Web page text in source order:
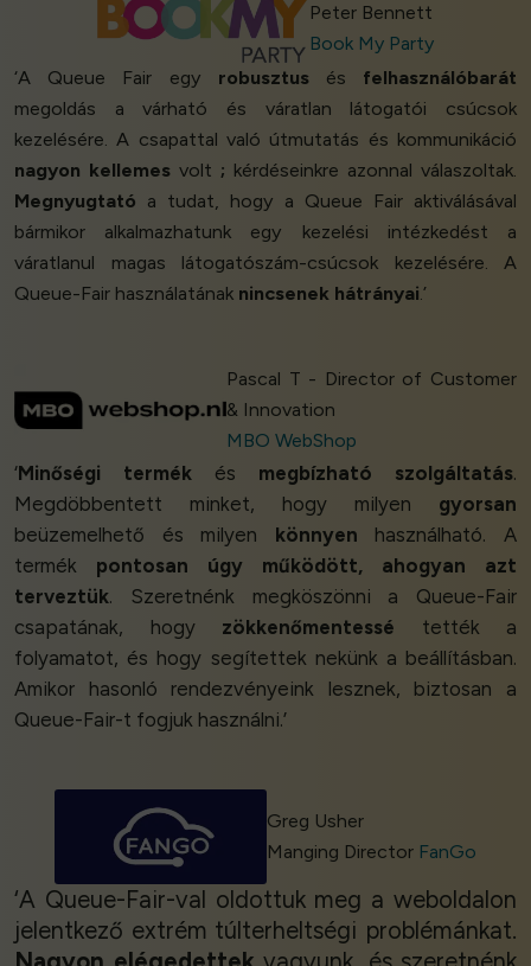
Peter Bennett
Book My Party
‘A Queue Fair egy robusztusés felhasználóbarát
megoldás a várható és váratlan látogatói csúcsok
kezelésére. A csapattal való útmutatás és kommunikáció
nagyon kellemes volt ; kérdéseinkre azonnal válaszoltak.
Megnyugtató a tudat, hogy a Queue Fair aktiválásával
bármikor alkalmazhatunk egy kezelési intézkedést a
váratlanul magas látogatószám-csúcsok kezelésére. A
Queue-Fair használatának nincsenek hátrányai.’
Pascal T - Director of Customer
& Innovation
MBO WebShop
‘Minőségi termék és megbízható szolgáltatás.
Megdöbbentett minket, hogy milyen gyorsan
beüzemelhető és milyen könnyen használható. A
termék pontosan úgy működött, ahogyan azt
terveztük. Szeretnénk megköszönni a Queue-Fair
csapatának, hogy zökkenőmentessé tették a
folyamatot, és hogy segítettek nekünk a beállításban.
Amikor hasonló rendezvényeink lesznek, biztosan a
Queue-Fair-t fogjuk használni.’
Greg Usher
Manging Director FanGo
‘A Queue-Fair-val oldottuk meg a weboldalon
jelentkező extrém túlterheltségi problémánkat.